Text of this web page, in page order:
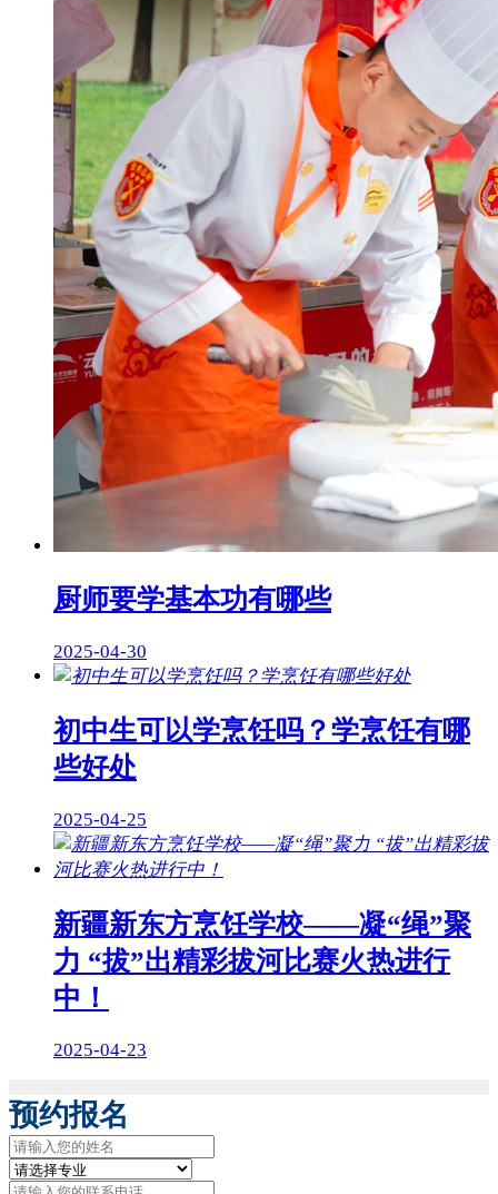
厨师要学基本功有哪些
2025-04-30
初中生可以学烹饪吗？学烹饪有哪
些好处
2025-04-25
新疆新东方烹饪学校——凝“绳”聚
力 “拔”出精彩拔河比赛火热进行
中！
2025-04-23
预约报名